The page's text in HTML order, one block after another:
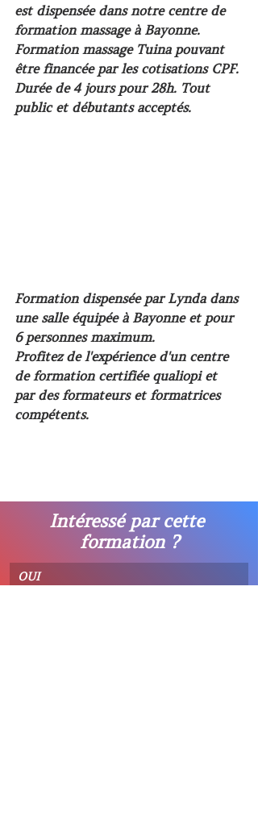
est dispensée dans notre centre de
formation massage à Bayonne.
Formation massage Tuina pouvant
être financée par les cotisations CPF.
Durée de 4 jours pour 28h. Tout
public et débutants acceptés.
Formation dispensée par Lynda dans
une salle équipée à Bayonne et pour
6 personnes maximum.
Profitez de l'expérience d'un centre
de formation certifiée qualiopi et
par des formateurs et formatrices
compétents.
Intéressé par cette
formation ?
OUI